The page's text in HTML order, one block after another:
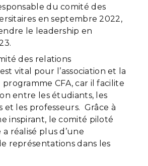
du comité des
en septembre 2022,
le leadership en
des relations
vital pour l’association et la
CFA, car il facilite
entre les étudiants, les
et les professeurs. Grâce à
inspirant, le comité piloté
réalisé plus d’une
représentations dans les